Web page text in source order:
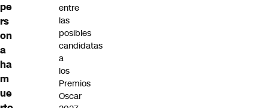
pe
rs
on
a
ha
m
ue
entre
las
posibles
candidatas
a
los
Premios
Oscar